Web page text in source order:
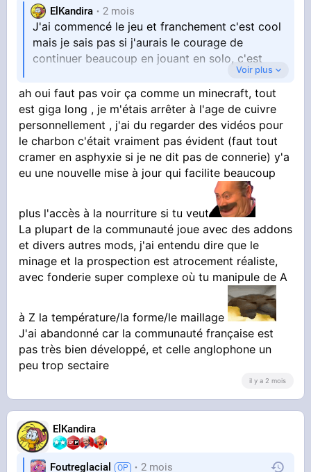
ElKandira 2 mois
J'ai commencé le jeu et franchement c'est cool
mais je sais pas si j'aurais le courage de
continuer beaucoup en jouant en solo, c'est
fatiguant de tout faire tout seul
La j'ai essayé de faire du charbon comme dans
une vidéo mais en ouvrant le truc y avait plus
Voir plus
ah oui faut pas voir ça comme un minecraft, tout
est giga long , je m'étais arrêter à l'age de cuivre
personnellement , j'ai du regarder des vidéos pour
le charbon c'était vraiment pas évident (faut tout
cramer en asphyxie si je ne dit pas de connerie) y'a
eu une nouvelle mise à jour qui facilite beaucoup
plus l'accès à la nourriture si tu veut
La plupart de la communauté joue avec des addons
et divers autres mods, j'ai entendu dire que le
minage et la prospection est atrocement réaliste,
avec fonderie super complexe où tu manipule de A
à Z la température/la forme/le maillage
J'ai abandonné car la communauté française est
pas très bien développé, et celle anglophone un
peu trop sectaire
il y a 2 mois
ElKandira
Foutreglacial 2 mois